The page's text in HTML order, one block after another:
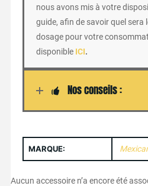
nous avons mis à votre
guide, afin de savoir quel sera
dosage pour votre
disponible ICI.
Nos conseils :
MARQUE:
Aucun accessoire n’a encore été